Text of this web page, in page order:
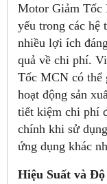
Motor Giảm Tốc
yếu trong các hệ
nhiều lợi ích
quả về chi phí.
Tốc MCN có thể
hoạt động sản
tiết kiệm chi phí
chính khi sử
ứng dụng khác
Hiệu Suất và